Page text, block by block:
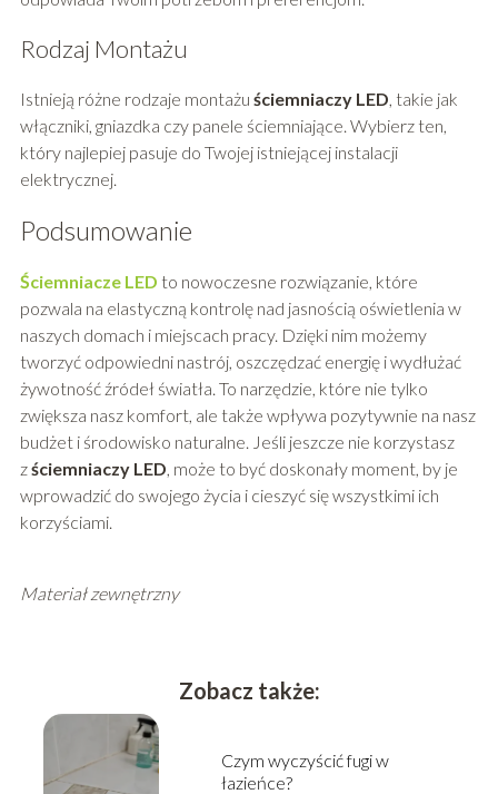
Rodzaj Montażu
Istnieją różne rodzaje montażu ściemniaczy LED , takie jak
włączniki, gniazdka czy panele ściemniające. Wybierz ten,
który najlepiej pasuje do Twojej istniejącej instalacji
elektrycznej.
Podsumowanie
Ściemniacze LED to nowoczesne rozwiązanie, które
pozwala na elastyczną kontrolę nad jasnością oświetlenia w
naszych domach i miejscach pracy. Dzięki nim możemy
tworzyć odpowiedni nastrój, oszczędzać energię i wydłużać
żywotność źródeł światła. To narzędzie, które nie tylko
zwiększa nasz komfort, ale także wpływa pozytywnie na nasz
budżet i środowisko naturalne. Jeśli jeszcze nie korzystasz
zściemniaczy LED , może to być doskonały moment, by je
wprowadzić do swojego życia i cieszyć się wszystkimi ich
korzyściami.
Materiał zewnętrzny
Zobacz także:
Czym wyczyścić fugi w
łazieńce?